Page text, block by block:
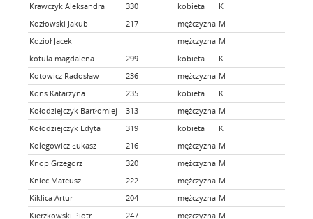
Krawczyk Aleksandra
330 kobieta
K
Kozłowski Jakub
217 mężczyzna M
Kozioł Jacek
mężczyzna M
kotula magdalena
299 kobieta
K
Kotowicz Radosław
236 mężczyzna M
Kons Katarzyna
235 kobieta
K
Kołodziejczyk Bartłomiej
313 mężczyzna M
Kołodziejczyk Edyta
319 kobieta
K
Kolegowicz Łukasz
216 mężczyzna M
Knop Grzegorz
320 mężczyzna M
Kniec Mateusz
222 mężczyzna M
Kiklica Artur
204 mężczyzna M
Kierzkowski Piotr
247 mężczyzna M